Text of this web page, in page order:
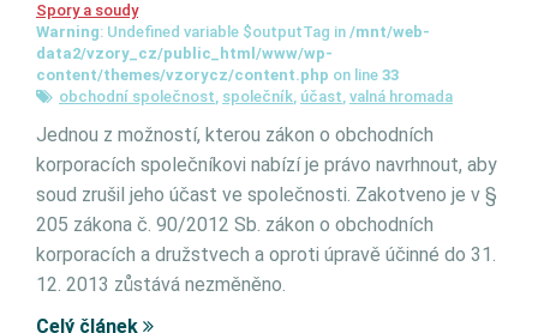
Spory a soudy
Warning: Undefined variable $outputTag in /mnt/web-
data2/vzory_cz/public_html/www/wp-
content/themes/vzorycz/content.php on line 33
obchodní společnost, společník, účast, valná hromada
Jednou z možností, kterou zákon o obchodních
korporacích společníkovi nabízí je právo navrhnout, aby
soud zrušil jeho účast ve společnosti. Zakotveno je v §
205 zákona č. 90/2012 Sb. zákon o obchodních
korporacích a družstvech a oproti úpravě účinné do 31.
12. 2013 zůstává nezměněno.
Celý článek